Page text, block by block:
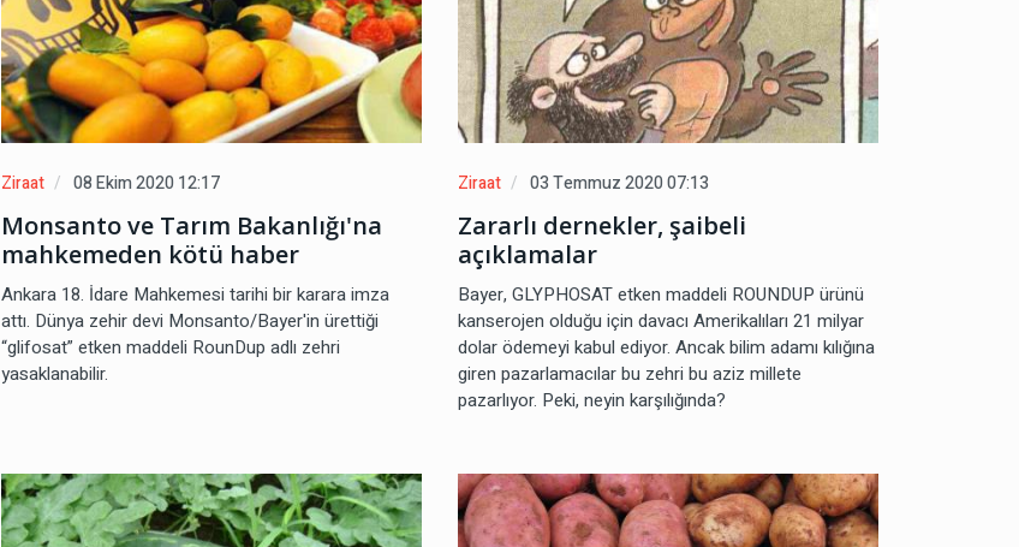
Ziraat 08 Ekim 2020 12:17
Monsanto ve Tarım Bakanlığı'na
mahkemeden kötü haber
Ankara 18. İdare Mahkemesi tarihi bir karara imza
attı. Dünya zehir devi Monsanto/Bayer'in ürettiği
“glifosat” etken maddeli RounDup adlı zehri
yasaklanabilir.
Ziraat 03 Temmuz 2020 07:13
Zararlı dernekler, şaibeli
açıklamalar
Bayer, GLYPHOSAT etken maddeli ROUNDUP ürünü
kanserojen olduğu için davacı Amerikalıları 21 milyar
dolar ödemeyi kabul ediyor. Ancak bilim adamı kılığına
giren pazarlamacılar bu zehri bu aziz millete
pazarlıyor. Peki, neyin karşılığında?